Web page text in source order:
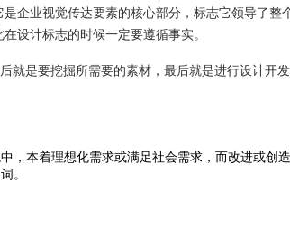
企业视觉传达要素的核心部分，标志它领导了整
设计标志的时候一定要遵循事实。
是要挖掘所需要的素材，最后就是进行设计开
本着理想化需求或满足社会需求，而改进或创
。